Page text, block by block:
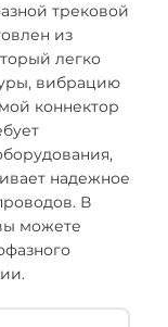
трековой
из
легко
вибрацию
коннектор
надежное
В
можете